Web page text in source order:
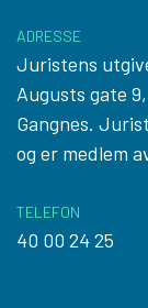
ADRESSE
Juristens
Augusts gate
Gangnes.
og er medlem
TELEFON
40 00 24 25